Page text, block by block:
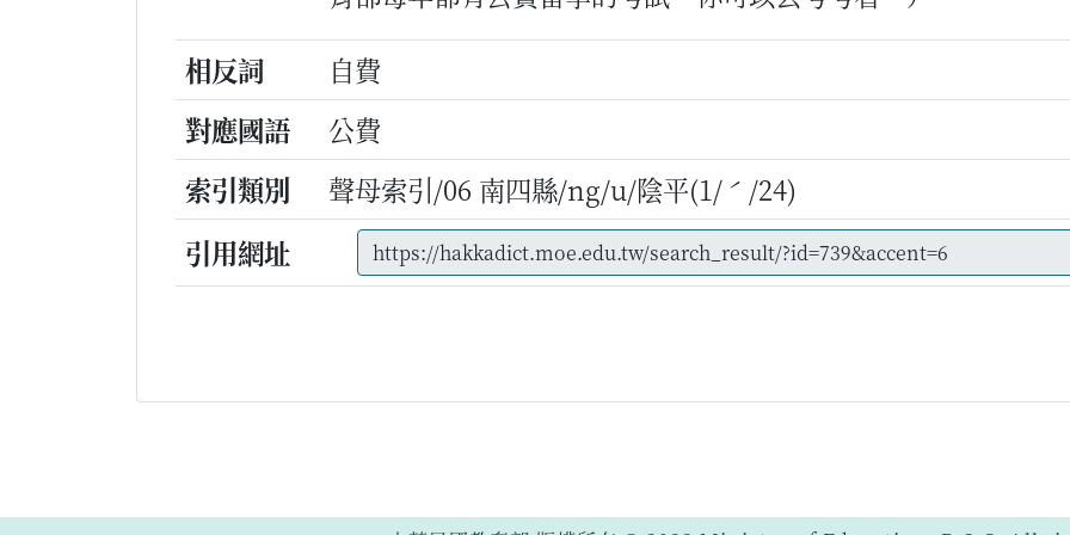
相反詞
自費
對應國語
公費
索引類別
聲母索引/06 南四縣/ng/u/陰平(1/ˊ/24)
引用網址